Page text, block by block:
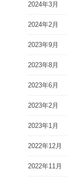
2024年3月
2024年2月
2023年9月
2023年8月
2023年6月
2023年2月
2023年1月
2022年12月
2022年11月